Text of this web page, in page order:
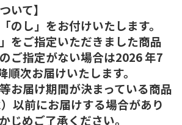
いて】
のし」をお付けいたします。
をご指定いただきました商品
ご指定がない場合は2026 年7
順次お届けいたします。
お届け期間が決まっている商品
以前にお届けする場合があり
じめご了承ください。